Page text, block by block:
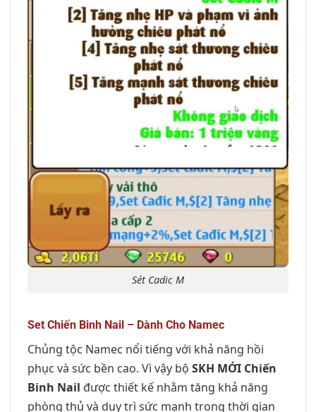
Sét Cadic M
Set Chiến Binh Nail – Dành Cho Namec
Chủng tộc Namec nổi tiếng với khả năng hồi
phục và sức bền cao. Vì vậy bộ SKH MỚI Chiến
Binh Nail được thiết kế nhằm tăng khả năng
phòng thủ và duy trì sức mạnh trong thời gian